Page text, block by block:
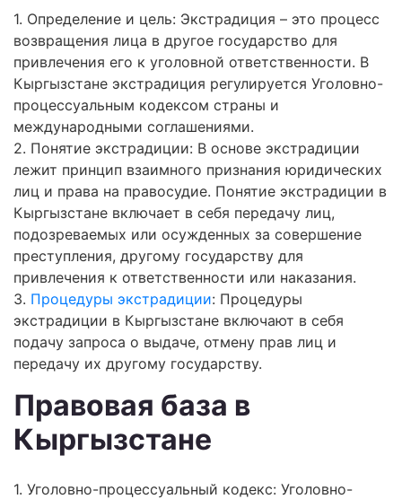
1. Определение и цель: Экстрадиция – это процесс
возвращения лица в другое государство для
привлечения его к уголовной ответственности. В
Кыргызстане экстрадиция регулируется Уголовно-
процессуальным кодексом страны и
международными соглашениями.
2. Понятие экстрадиции: В основе экстрадиции
лежит принцип взаимного признания юридических
лиц и права на правосудие. Понятие экстрадиции в
Кыргызстане включает в себя передачу лиц,
подозреваемых или осужденных за совершение
преступления, другому государству для
привлечения к ответственности или наказания.
3. Процедуры экстрадиции: Процедуры
экстрадиции в Кыргызстане включают в себя
подачу запроса о выдаче, отмену прав лиц и
передачу их другому государству.
Правовая база в
Кыргызстане
1. Уголовно-процессуальный кодекс: Уголовно-